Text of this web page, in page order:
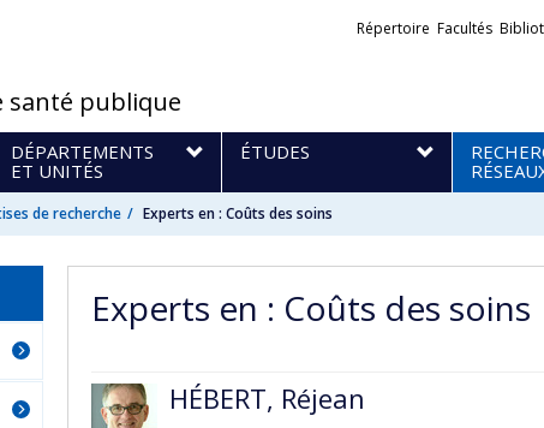
santé publique
Liens
Répertoire Facultés
DÉPARTEMENTS
ET UNITÉS
ÉTUDES
de recherche Experts en : Coûts des soins
Experts en : Coûts des soins
HÉBERT, Réjean